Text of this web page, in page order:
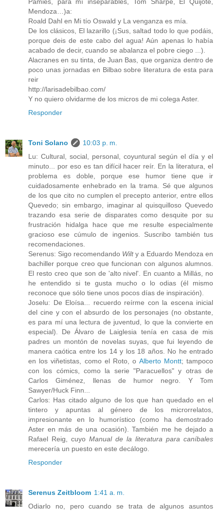
Pamies, para mí inseparables, Tom Sharpe, El Quijote,
Mendoza…)a:
Roald Dahl en Mi tío Oswald y La venganza es mía.
De los clásicos, El lazarillo (¡Sus, saltad todo lo que podáis,
porque deis de este cabo del agua! Aún apenas lo había
acabado de decir, cuando se abalanza el pobre ciego ...).
Alacranes en su tinta, de Juan Bas, que organiza dentro de
poco unas jornadas en Bilbao sobre literatura de esta para
reir
http://larisadebilbao.com/
Y no quiero olvidarme de los micros de mi colega Aster.
Responder
Toni Solano
10:03 p. m.
Lu: Cultural, social, personal, coyuntural según el día y el
minuto... por eso es tan difícil hacer reír. En la literatura, el
problema es doble, porque ese humor tiene que ir
cuidadosamente enhebrado en la trama. Sé que algunos
de los que cito no cumplen el precepto anterior, entre ellos
Quevedo; sin embargo, imaginar al quisquilloso Quevedo
trazando esa serie de disparates como desquite por su
frustración hidalga hace que me resulte especialmente
gracioso ese cúmulo de ingenios. Suscribo también tus
recomendaciones.
Serenus: Sigo recomendando Wilty a Eduardo Mendoza en
bachiller porque creo que funcionan con algunos alumnos.
El resto creo que son de 'alto nivel'. En cuanto a Millás, no
he entendido si te gusta mucho o lo odias (él mismo
reconoce que sólo tiene unos pocos días de inspiración).
Joselu: De Eloísa... recuerdo reírme con la escena inicial
del cine y con el absurdo de los personajes (no obstante,
es para mí una lectura de juventud, lo que la convierte en
especial). De Álvaro de Laiglesia tenía en casa de mis
padres un montón de novelas suyas, que fui leyendo de
manera caótica entre los 14 y los 18 años. No he entrado
en los viñetistas, como el Roto, o Alberto Montt; tampoco
con los cómics, como la serie "Paracuellos" y otras de
Carlos Giménez, llenas de humor negro. Y Tom
Sawyer/Huck Finn...
Carlos: Has citado alguno de los que han quedado en el
tintero y apuntas al género de los microrrelatos,
impresionante en lo humorístico (como ha demostrado
Aster en más de una ocasión). También me he dejado a
Rafael Reig, cuyo Manual de la literatura para caníbales
merecería un puesto en este decálogo.
Responder
Serenus Zeitbloom 1:41 a. m.
Odiarlo no, pero cuando se trata de algunos asuntos